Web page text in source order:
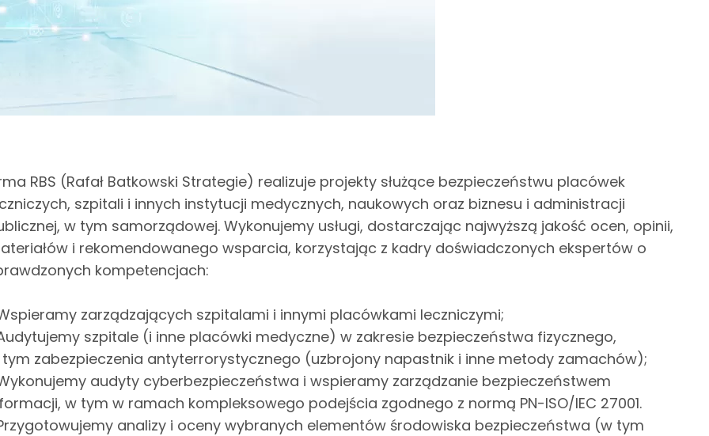
RBS (Rafał Batkowski Strategie) realizuje projekty służące bezpieczeństwu placówek
szpitali i innych instytucji medycznych, naukowych oraz biznesu i administracji
w tym samorządowej. Wykonujemy usługi, dostarczając najwyższą jakość ocen, opinii,
i rekomendowanego wsparcia, korzystając z kadry doświadczonych ekspertów o
kompetencjach:
zarządzających szpitalami i innymi placówkami leczniczymi;
szpitale (i inne placówki medyczne) w zakresie bezpieczeństwa fizycznego,
zabezpieczenia antyterrorystycznego (uzbrojony napastnik i inne metody zamachów);
audyty cyberbezpieczeństwa i wspieramy zarządzanie bezpieczeństwem
w tym w ramach kompleksowego podejścia zgodnego z normą PN-ISO/IEC 27001.
analizy i oceny wybranych elementów środowiska bezpieczeństwa (w tym